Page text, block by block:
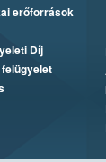
erőforrások
Díj